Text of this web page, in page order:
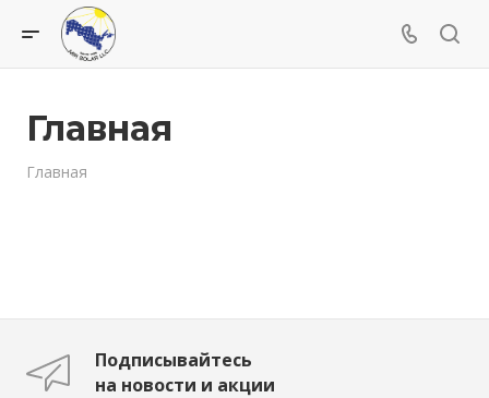
Главная
Главная
Подписывайтесь
на новости и акции